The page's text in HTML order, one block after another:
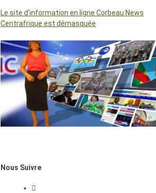
Le site d’information en ligne Corbeau News
Centrafrique est démasquée
Nous Suivre